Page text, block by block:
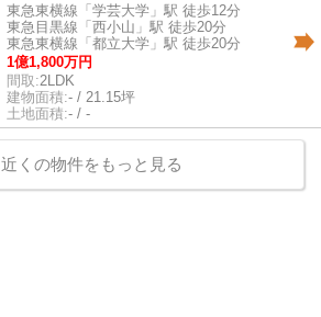
東急東横線「学芸大学」駅 徒歩12分
東急目黒線「西小山」駅 徒歩20分
東急東横線「都立大学」駅 徒歩20分
1億1,800万円
間取:2LDK
建物面積:- / 21.15坪
土地面積:- / -
近くの物件をもっと見る